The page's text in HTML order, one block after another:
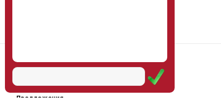
Научная школа
Услуги
Предложения